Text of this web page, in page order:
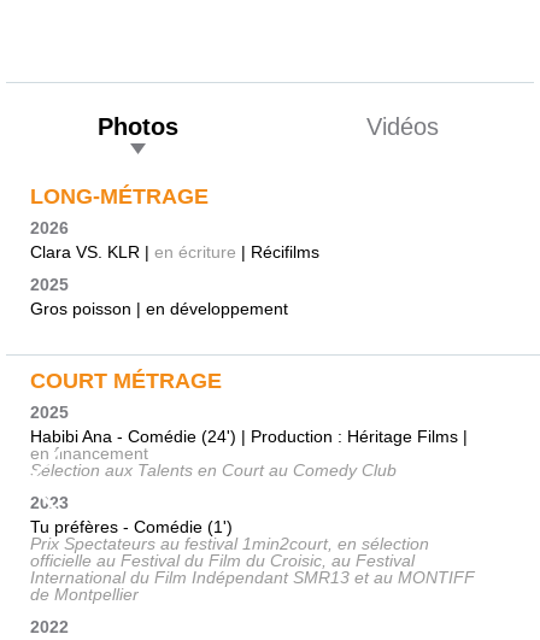
Photos Vidéos
LONG-MÉTRAGE
2026
Clara VS. KLR | en écriture | Récifilms
2025
Gros poisson | en développement
COURT MÉTRAGE
2025
Habibi Ana - Comédie (24') | Production : Héritage Films |
en financement
Sélection aux Talents en Court au Comedy Club
2023
Tu préfères - Comédie (1')
Prix Spectateurs au festival 1min2court, en sélection
officielle au Festival du Film du Croisic, au Festival
International du Film Indépendant SMR13 et au MONTIFF
de Montpellier
2022